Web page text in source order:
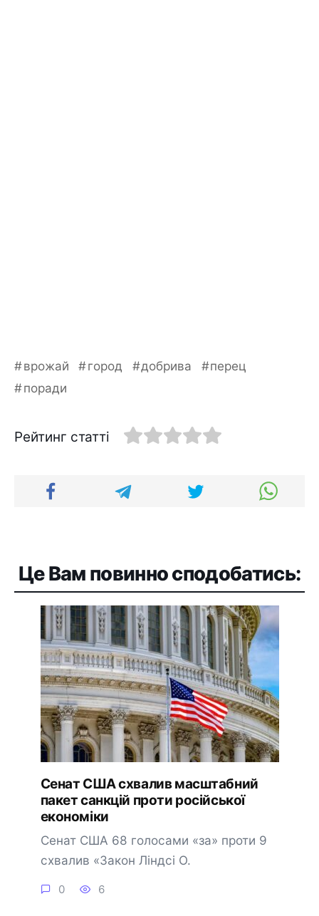
врожай город добрива
перец
поради
Рейтинг статті
Це Вам повинно сподобатись:
Сенат США схвалив масштабний
пакет санкцій проти російської
економіки
Сенат США 68 голосами «за» проти 9
схвалив «Закон Ліндсі О.
0 6